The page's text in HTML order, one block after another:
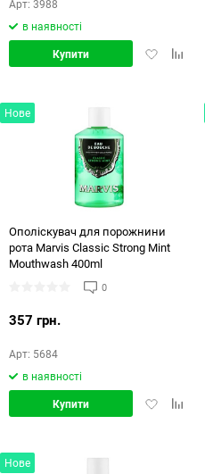
Арт: 3988
в наявності
ДодатиДодати
Купити
Нове
Ополіскувач для порожнини
рота Marvis Classic Strong Mint
Mouthwash 400ml
0
357 грн.
Арт: 5684
в наявності
ДодатиДодати
Купити
Нове